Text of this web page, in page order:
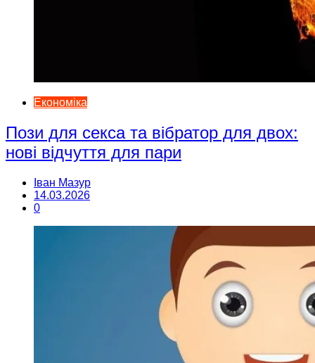
Економіка
Пози для секса та вібратор для двох:
нові відчуття для пари
Іван Мазур
14.03.2026
0